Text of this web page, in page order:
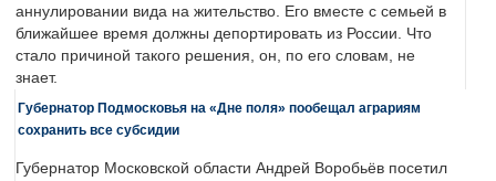
аннулировании вида на жительство. Его вместе с семьей в
ближайшее время должны депортировать из России. Что
стало причиной такого решения, он, по его словам, не
знает.
Губернатор Подмосковья на «Дне поля» пообещал аграриям
сохранить все субсидии
Губернатор Московской области Андрей Воробьёв посетил